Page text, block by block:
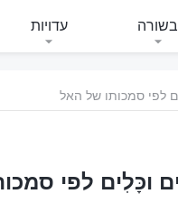
בשורה עדויות